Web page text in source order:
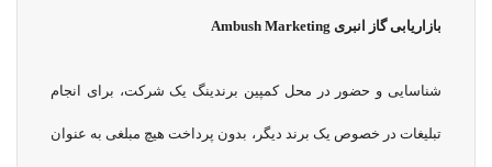
بازاریابی گاز انبری Ambush Marketing
شناسایی و حضور در محل کمپین برندینگ یک شرکت، برای انجام
تبلیغات در خصوص یک برند دیگر، بدون پرداخت هیچ مبلغی به عنوان